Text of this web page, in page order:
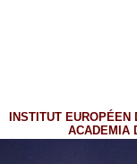
INSTITUT EUROPÉEN
ACADEMIA